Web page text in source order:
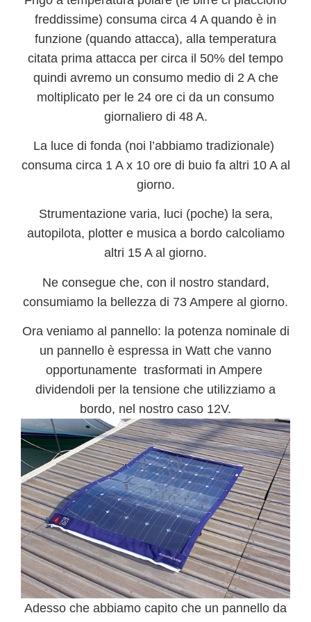
freddissime) consuma circa 4 A quando è in
funzione (quando attacca), alla temperatura
citata prima attacca per circa il 50% del tempo
quindi avremo un consumo medio di 2 A che
moltiplicato per le 24 ore ci da un consumo
giornaliero di 48 A.
La luce di fonda (noi l’abbiamo tradizionale)
consuma circa 1 A x 10 ore di buio fa altri 10 A al
giorno.
Strumentazione varia, luci (poche) la sera,
autopilota, plotter e musica a bordo calcoliamo
altri 15 A al giorno.
Ne consegue che, con il nostro standard,
consumiamo la bellezza di 73 Ampere al giorno.
Ora veniamo al pannello: la potenza nominale di
un pannello è espressa in Watt che vanno
opportunamente trasformati in Ampere
dividendoli per la tensione che utilizziamo a
bordo, nel nostro caso 12V.
Adesso che abbiamo capito che un pannello da